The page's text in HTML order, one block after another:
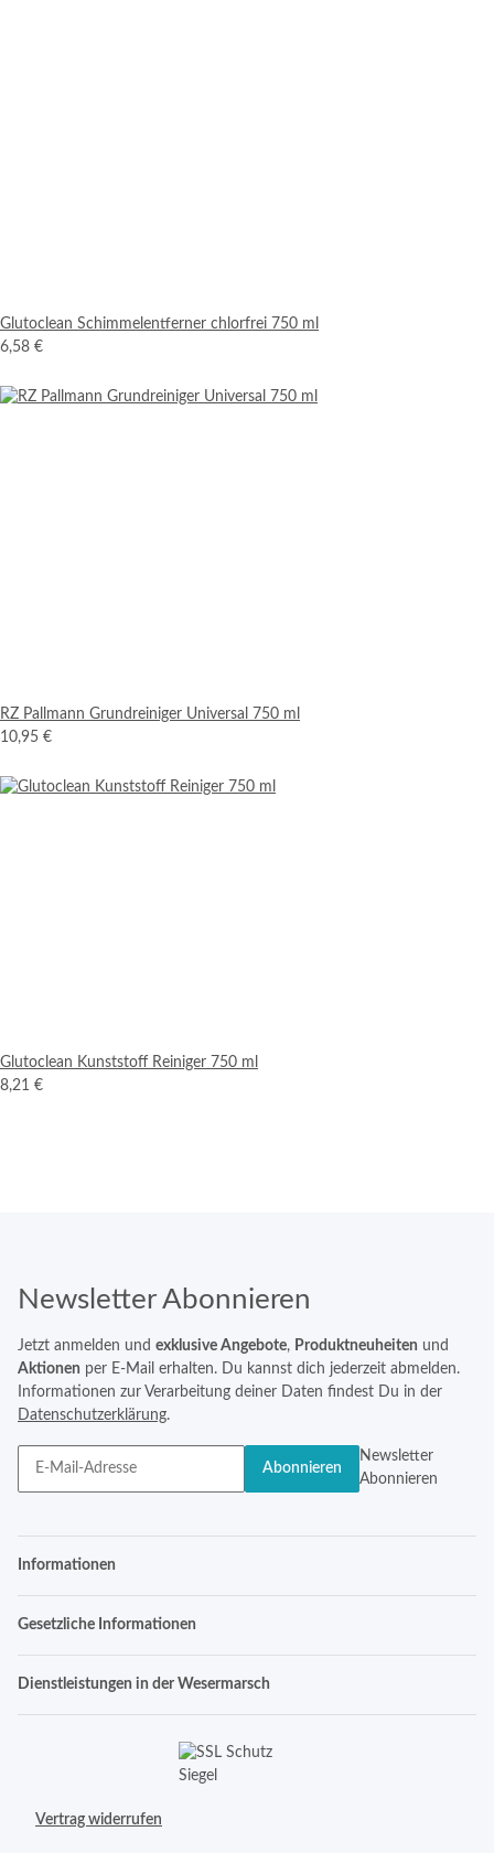
Glutoclean Schimmelentferner chlorfrei 750 ml
6,58 €
RZ Pallmann Grundreiniger Universal 750 ml
10,95 €
Glutoclean Kunststoff Reiniger 750 ml
8,21 €
Newsletter Abonnieren
Jetzt anmelden und exklusive Angebote, Produktneuheiten und
Aktionen per E-Mail erhalten. Du kannst dich jederzeit abmelden.
Informationen zur Verarbeitung deiner Daten findest Du in der
Datenschutzerklärung.
Abonnieren
Newsletter
Abonnieren
Informationen
Gesetzliche Informationen
Dienstleistungen in der Wesermarsch
Vertrag widerrufen